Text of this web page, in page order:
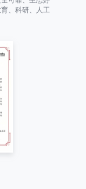
、科研、人工